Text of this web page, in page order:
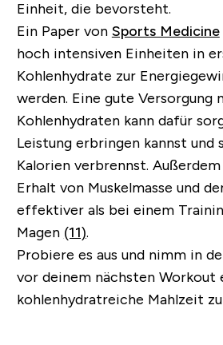
Einheit, die bevorsteht.
Ein Paper von Sports Medicine
hoch intensiven Einheiten in
Kohlenhydrate zur
werden. Eine gute Versorgung
Kohlenhydraten kann dafür
Leistung erbringen kannst und
Kalorien verbrennst.
Erhalt von Muskelmasse und
effektiver als bei einem
Magen (11).
Probiere es aus und nimm in
vor deinem nächsten Workout
kohlenhydratreiche Mahlzeit